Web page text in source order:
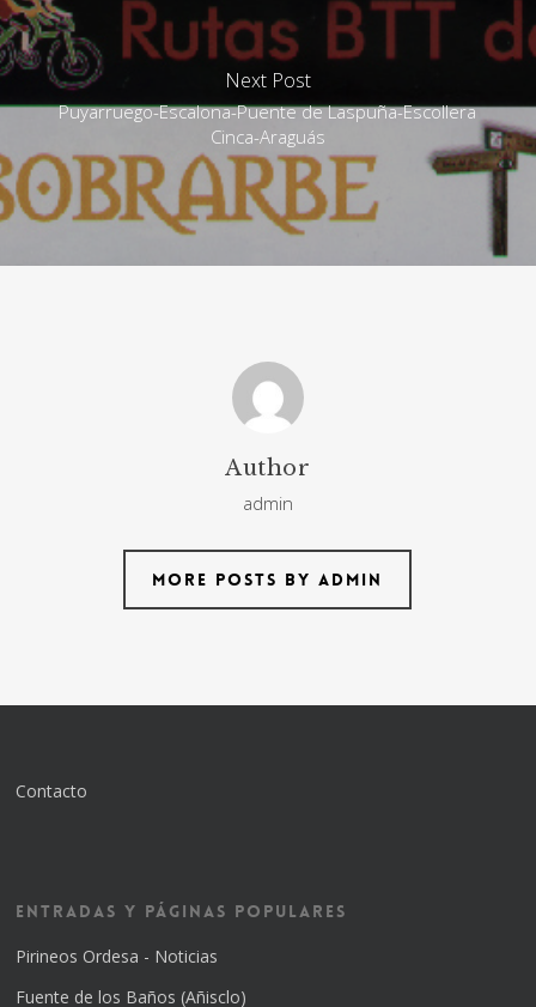
Next Post
Puyarruego-Escalona-Puente de Laspuña-Escollera
Cinca-Araguás
Author
admin
More posts by admin
Contacto
Entradas y Páginas Populares
Pirineos Ordesa - Noticias
Fuente de los Baños (Añisclo)